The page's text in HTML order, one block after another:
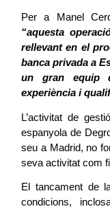
“aquesta
rellevant en el
banca privada a
un gran equip
experiència i
L’activitat de
espanyola de
seu a Madrid, no
seva activitat com
El tancament de
condicions,